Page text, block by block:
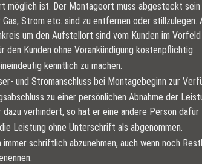
ist. Der Montageort muss abgesteckt sein
Strom etc. sind zu entfernen oder stillzulegen.
um den Aufstellort sind vom Kunden im
Kunden ohne Vorankündigung kostenpflichtig.
kenntlich zu machen.
und Stromanschluss bei Montagebeginn zur
zu einer persönlichen Abnahme der
verhindert, so hat er eine andere Person dafür
Leistung ohne Unterschrift als abgenommen.
schriftlich abzunehmen, auch wenn noch